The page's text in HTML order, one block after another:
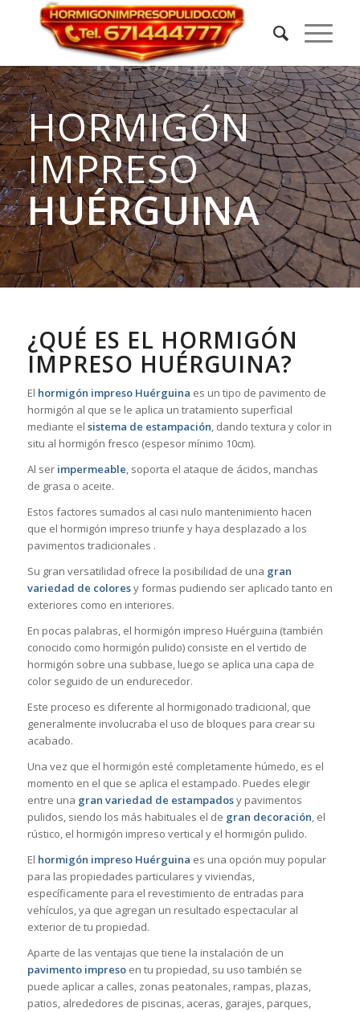
HORMIGÓN
IMPRESO
HUÉRGUINA
¿QUÉ ES EL HORMIGÓN
IMPRESO HUÉRGUINA?
El hormigón impreso Huérguina es un tipo de pavimento de
hormigón al que se le aplica un tratamiento superficial
mediante el sistema de estampación, dando textura y color in
situ al hormigón fresco (espesor mínimo 10cm).
Al ser impermeable, soporta el ataque de ácidos, manchas
de grasa o aceite.
Estos factores sumados al casi nulo mantenimiento hacen
que el hormigón impreso triunfe y haya desplazado a los
pavimentos tradicionales .
Su gran versatilidad ofrece la posibilidad de una gran
variedad de coloresy formas pudiendo ser aplicado tanto en
exteriores como en interiores.
En pocas palabras, el hormigón impreso Huérguina (también
conocido como hormigón pulido) consiste en el vertido de
hormigón sobre una subbase, luego se aplica una capa de
color seguido de un endurecedor.
Este proceso es diferente al hormigonado tradicional, que
generalmente involucraba el uso de bloques para crear su
acabado.
Una vez que el hormigón esté completamente húmedo, es el
momento en el que se aplica el estampado. Puedes elegir
entre una gran variedad de estampadosy pavimentos
pulidos, siendo los más habituales el de gran decoración, el
rústico, el hormigón impreso vertical y el hormigón pulido.
El hormigón impreso Huérguina es una opción muy popular
para las propiedades particulares y viviendas,
específicamente para el revestimiento de entradas para
vehículos, ya que agregan un resultado espectacular al
exterior de tu propiedad.
Aparte de las ventajas que tiene la instalación de un
pavimento impresoen tu propiedad, su uso también se
puede aplicar a calles, zonas peatonales, rampas, plazas,
patios, alrededores de piscinas, aceras, garajes, parques,